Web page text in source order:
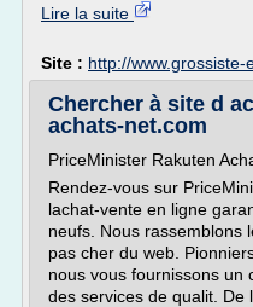
Lire la suite
Site : http://www.grossiste-
Chercher à site d
achats-net.com
PriceMinister Rakuten
Rendez-vous sur
lachat-vente en ligne
neufs. Nous rassemblons
pas cher du web.
nous vous fournissons un
des services de qualit. De